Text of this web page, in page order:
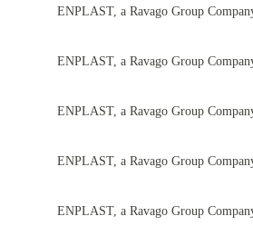
ENPLAST, a Ravago Group
ENPLAST, a Ravago Group
ENPLAST, a Ravago Group
ENPLAST, a Ravago Group
ENPLAST, a Ravago Group